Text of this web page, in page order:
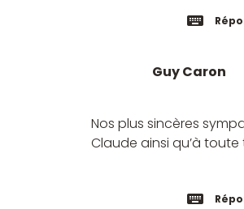
Guy Caron
Nos plus sincères
Claude ainsi qu’à toute